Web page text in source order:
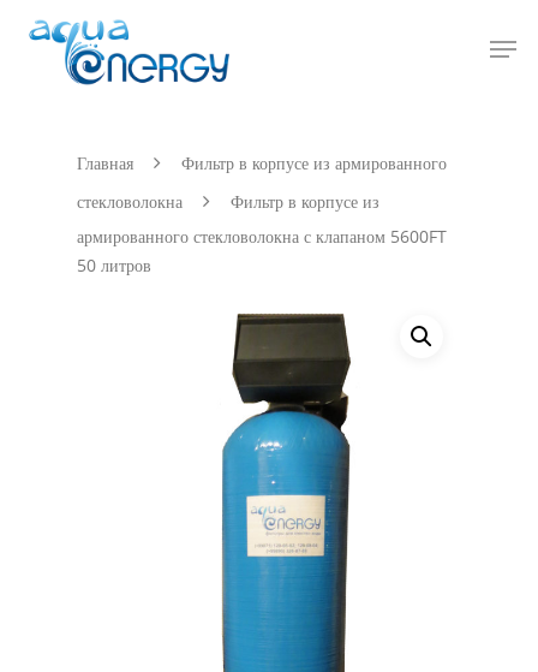
Hit enter to search or ESC to close
Главная
Фильтр в корпусе из армированного
стекловолокна
Фильтр в корпусе из
армированного стекловолокна с клапаном 5600FT
50 литров